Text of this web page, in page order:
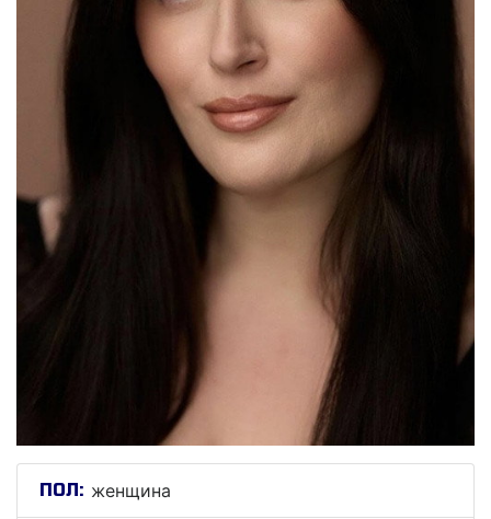
ПОЛ: женщина